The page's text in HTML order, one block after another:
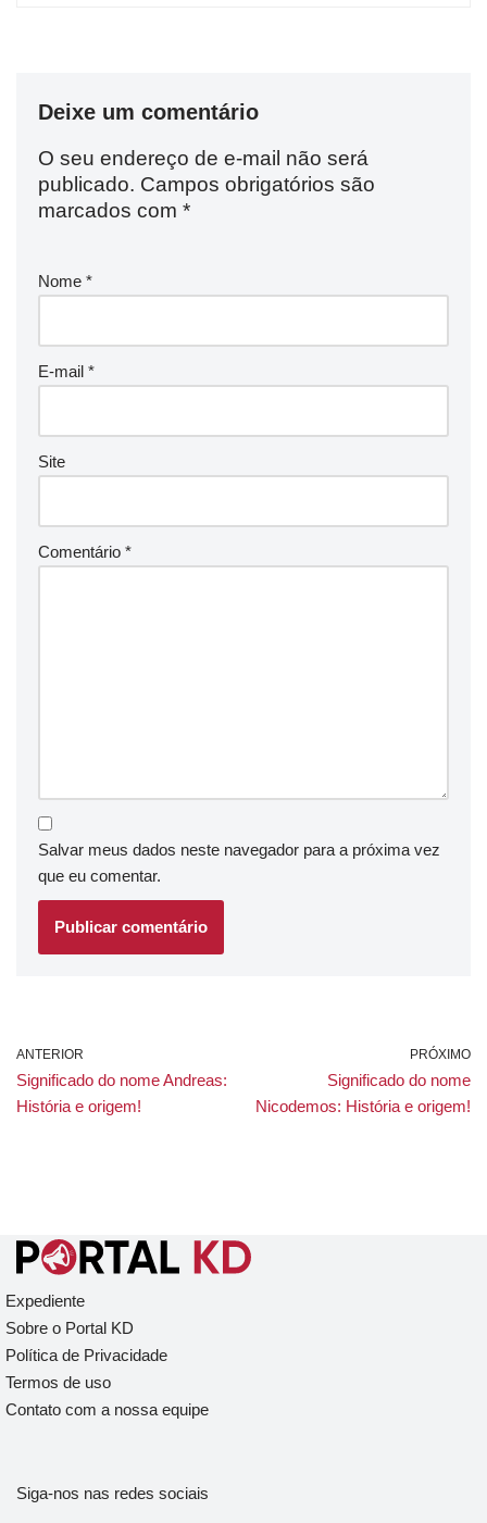
Deixe um comentário
O seu endereço de e-mail não será
publicado. Campos obrigatórios são
marcados com *
Nome *
E-mail *
Site
Comentário *
Salvar meus dados neste navegador para a próxima vez
que eu comentar.
ANTERIOR
Significado do nome Andreas:
História e origem!
PRÓXIMO
Significado do nome
Nicodemos: História e origem!
Expediente
Sobre o Portal KD
Política de Privacidade
Termos de uso
Contato com a nossa equipe
Siga-nos nas redes sociais